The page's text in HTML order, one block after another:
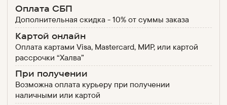
Оплата СБП
Дополнительная скидка - 10% от суммы заказа
Картой онлайн
Оплата картами Visa, Mastercard, МИР, или картой
рассрочки “Халва”
При получении
Возможна оплата курьеру при получении
наличными или картой